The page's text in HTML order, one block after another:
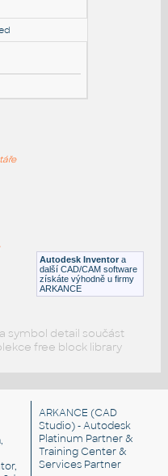
Autodesk Inventor a
další CAD/CAM software
získáte výhodně u firmy
ARKANCE
symbol detail součást
free block library
ARKANCE (CAD
Studio) - Autodesk
Platinum Partner &
Training Center &
Services Partner